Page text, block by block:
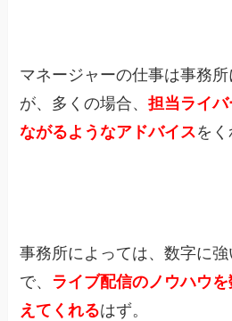
マネージャーの仕事は事務
が、多くの場合、担当ライ
ながるようなアドバイスをく
事務所によっては、数字に
で、 ライブ配信のノウハウ
えてくれるはず。